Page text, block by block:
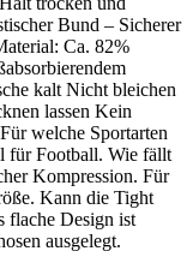
Bund – Sicherer
Ca. 82%
kalt Nicht bleichen
lassen Kein
welche Sportarten
für Football. Wie fällt
Kompression. Für
Kann die Tight
flache Design ist
ausgelegt.